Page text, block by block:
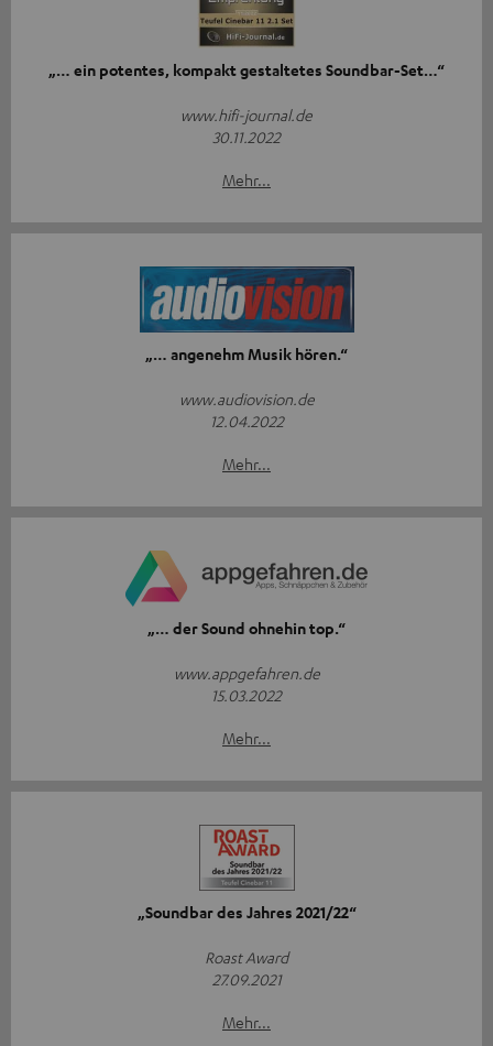
„… ein potentes, kompakt gestaltetes Soundbar-Set…“
www.hifi-journal.de
30.11.2022
Mehr...
„… angenehm Musik hören.“
www.audiovision.de
12.04.2022
Mehr...
„… der Sound ohnehin top.“
www.appgefahren.de
15.03.2022
Mehr...
„Soundbar des Jahres 2021/22“
Roast Award
27.09.2021
Mehr...